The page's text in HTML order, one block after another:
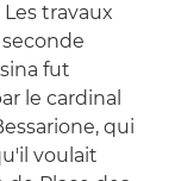
Les travaux
fut
le cardinal
qui
voulait